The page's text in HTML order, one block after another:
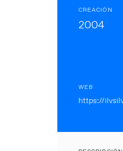
CREACIÓN
2004
WEB
https://